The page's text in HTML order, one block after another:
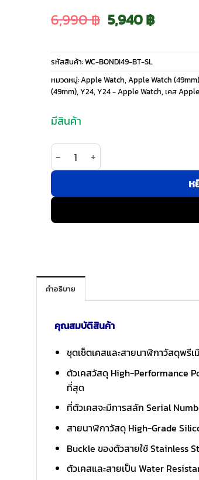
6,990฿ Original
price
was:
5,940฿Current
price
is:
รหัสสินค้า:WC-BONDI49-BT-SL
หมวดหมู่:Apple Watch, Apple Watch (49mm)
(49mm), Y24, Y24 - Apple Watch, เคส
มีสินค้า
จำนวน Y24 รุ่น BONDI - เซ็ตเคสแ
ห
คำอธิบาย
คุณสมบัติสินค้า
ชุดเซ็ตเคสและสายนาฬิกาวัสดุพรีเ
ตัวเคสวัสดุ High-Performance
ที่สุด
ที่ตัวเคสจะมีการสลัก Serial
สายนาฬิกาวัสดุ High-Grade
Buckle ของตัวสายใช้ Stainless
ตัวเคสและสายเป็น Water